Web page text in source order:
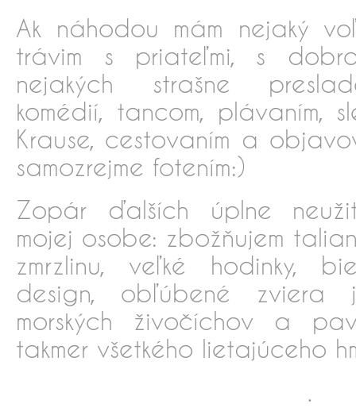
Ak náhodou mám nejaký
trávim s priateľmi, s
nejakých strašne
komédií, tancom, plávaním,
Krause, cestovaním a
samozrejme fotením:)
Zopár ďalších úplne
mojej osobe: zbožňujem
zmrzlinu, veľké hodinky,
design, obľúbené zviera
morských živočíchov a
takmer všetkého lietajúceho
.